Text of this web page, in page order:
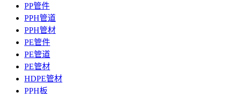
PP管件
PPH管道
PPH管材
PE管件
PE管道
PE管材
HDPE管材
PPH板